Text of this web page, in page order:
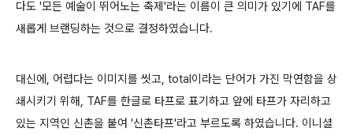
다도 '모든 예술이 뛰어노는 축제'라는 이름이 큰 의미가 있기에 TAF를
새롭게 브랜딩하는 것으로 결정하였습니다.
대신에, 어렵다는 이미지를 씻고, total이라는 단어가 가진 막연함을 상
쇄시키기 위해, TAF를 한글로 타프로 표기하고 앞에 타프가 자리하고
있는 지역인 신촌을 붙여 '신촌타프'라고 부르도록 하였습니다. 이니셜